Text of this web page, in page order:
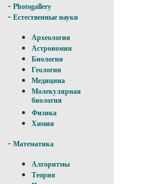
- Photogallery
- Естественные науки
Археология
Астрономия
Биология
Геология
Медицина
Молекулярная
биология
Физика
Химия
- Математика
Алгоритмы
Теория